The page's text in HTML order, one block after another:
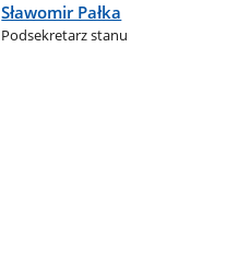
Sławomir Pałka
Podsekretarz stanu